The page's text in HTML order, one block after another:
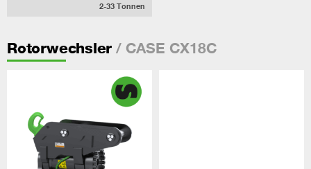
2-33 Tonnen
Rotorwechsler / CASE CX18C